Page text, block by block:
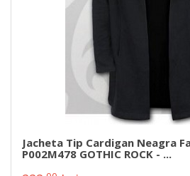
Jacheta Tip Cardigan Neagra
P002M478 GOTHIC ROCK - ...